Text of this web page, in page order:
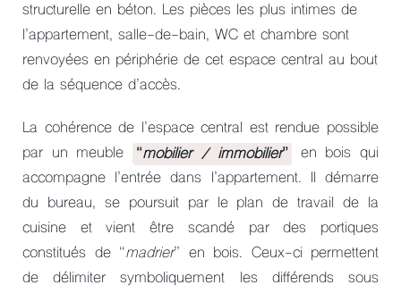
structurelle en béton. Les pièces les plus intimes de
l’appartement, salle-de-bain, WC et chambre sont
renvoyées en périphérie de cet espace central au bout
de la séquence d’accès.
La cohérence de l’espace central est rendue possible
par un meuble
“mobilier / immobilier”
en bois qui
accompagne l’entrée dans l’appartement. Il démarre
du bureau, se poursuit par le plan de travail de la
cuisine et vient être scandé par des portiques
constitués de “madrier” en bois. Ceux-ci permettent
de délimiter symboliquement les différends sous